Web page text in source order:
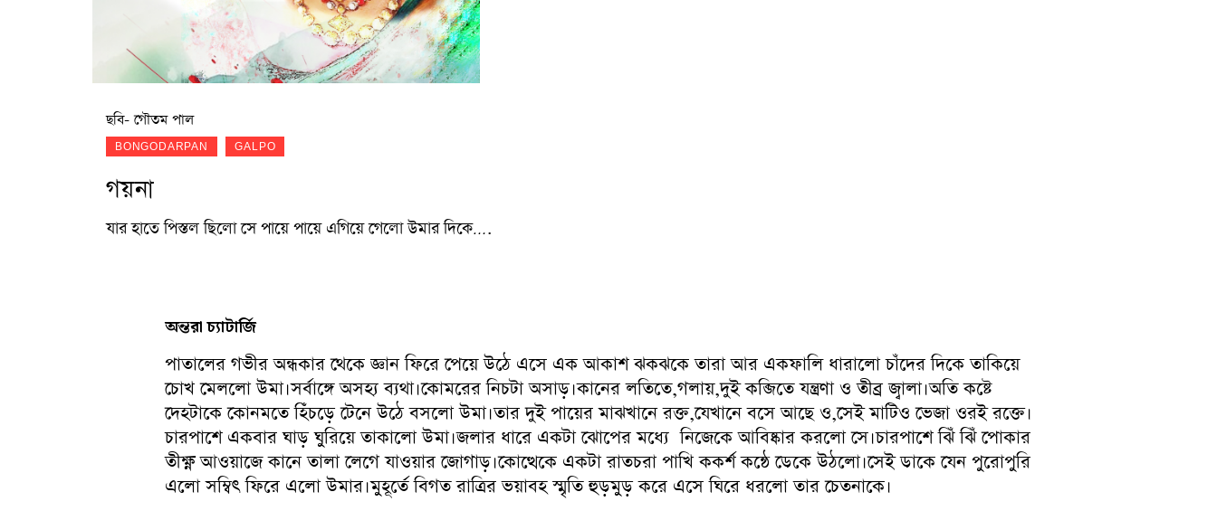
ছবি- গৌতম পাল
BONGODARPAN GALPO
গয়না
যার হাতে পিস্তল ছিলো সে পায়ে পায়ে এগিয়ে গেলো উমার দিকে….
অন্তরা চ্যাটার্জি
পাতালের গভীর অন্ধকার থেকে জ্ঞান ফিরে পেয়ে উঠে এসে এক আকাশ ঝকঝকে তারা আর একফালি ধারালো চাঁদের দিকে তাকিয়ে
চোখ মেললো উমা।সর্বাঙ্গে অসহ্য ব্যথা।কোমরের নিচটা অসাড়।কানের লতিতে,গলায়,দুই কব্জিতে যন্ত্রণা ও তীব্র জ্বালা।অতি কষ্টে
দেহটাকে কোনমতে হিঁচড়ে টেনে উঠে বসলো উমা।তার দুই পায়ের মাঝখানে রক্ত,যেখানে বসে আছে ও,সেই মাটিও ভেজা ওরই রক্তে।
চারপাশে একবার ঘাড় ঘুরিয়ে তাকালো উমা।জলার ধারে একটা ঝোপের মধ্যে নিজেকে আবিষ্কার করলো সে।চারপাশে ঝিঁ ঝিঁ পোকার
তীক্ষ্ণ আওয়াজে কানে তালা লেগে যাওয়ার জোগাড়।কোত্থেকে একটা রাতচরা পাখি ককর্শ কন্ঠে ডেকে উঠলো।সেই ডাকে যেন পুরোপুরি
এলো সম্বিৎ ফিরে এলো উমার।মুহূর্তে বিগত রাত্রির ভয়াবহ স্মৃতি হুড়মুড় করে এসে ঘিরে ধরলো তার চেতনাকে।